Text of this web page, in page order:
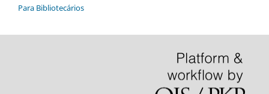
Para Bibliotecários